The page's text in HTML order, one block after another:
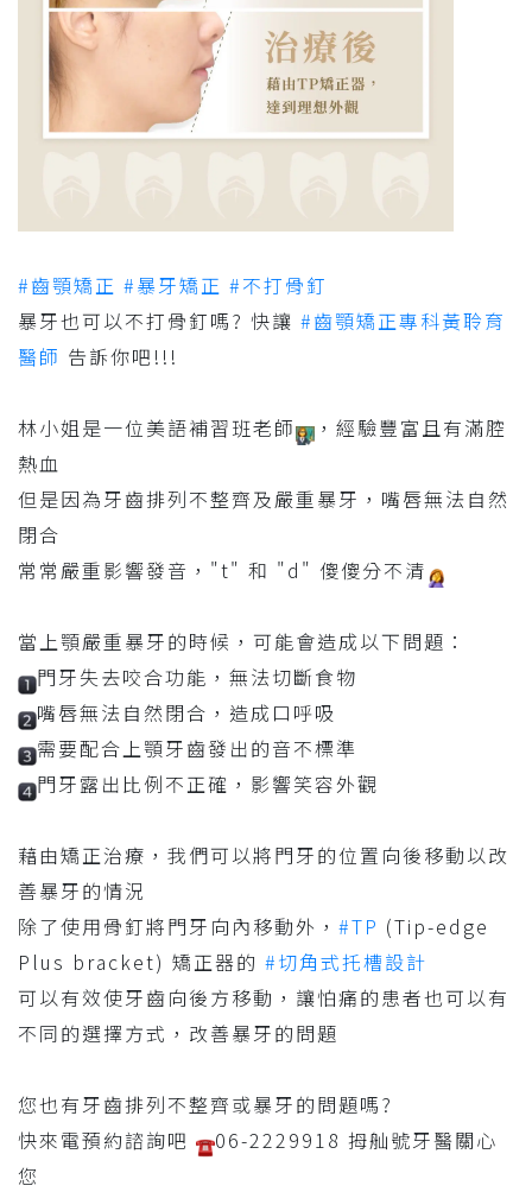
#齒顎矯正 #暴牙矯正 #不打骨釘
暴牙也可以不打骨釘嗎? 快讓 #齒顎矯正專科黃聆育
醫師 告訴你吧!!!
林小姐是一位美語補習班老師
，經驗豐富且有滿腔
熱血
但是因為牙齒排列不整齊及嚴重暴牙，嘴唇無法自然
閉合
常常嚴重影響發音，"t" 和 "d" 傻傻分不清
當上顎嚴重暴牙的時候，可能會造成以下問題：
門牙失去咬合功能，無法切斷食物
嘴唇無法自然閉合，造成口呼吸
需要配合上顎牙齒發出的音不標準
門牙露出比例不正確，影響笑容外觀
藉由矯正治療，我們可以將門牙的位置向後移動以改
善暴牙的情況
除了使用骨釘將門牙向內移動外， #TP (Tip-edge
Plus bracket) 矯正器的 #切角式托槽設計
可以有效使牙齒向後方移動，讓怕痛的患者也可以有
不同的選擇方式，改善暴牙的問題
您也有牙齒排列不整齊或暴牙的問題嗎?
快來電預約諮詢吧
06-2229918 拇舢號牙醫關心
您